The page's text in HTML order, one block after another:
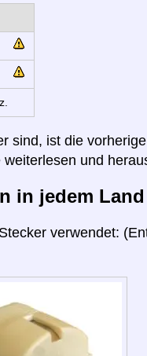
sind, ist die
und
in jedem Land
verwendet: